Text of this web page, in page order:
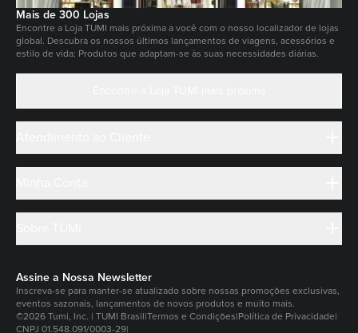
Mais de 300 Lojas
Encontre a Loja TUMI mais próxima a você com o nosso localizador de lojas
global. Descubra os nossos últimos lançamentos de viagens, acessórios e
estilo de vida: Produtos que adaptam-se às suas necessidades diárias.
Assine a Nossa Newsletter
Inscreva-se para manter-se atualizado sobre nossas promoções exclusivas,
eventos sazonais, lançamentos de novos produtos e muito mais.
©2026 Tumi, Inc. | TUMI Brasil|Termos e Condições|Política de Privacidade|
CNPJ 01.548.091/0003-29|